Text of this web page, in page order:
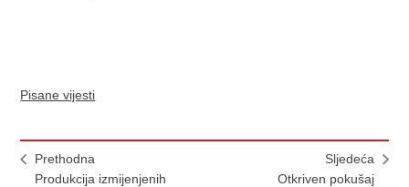
Pisane vijesti
Prethodna
Produkcija izmijenjenih
Sljedeća
Otkriven pokušaj